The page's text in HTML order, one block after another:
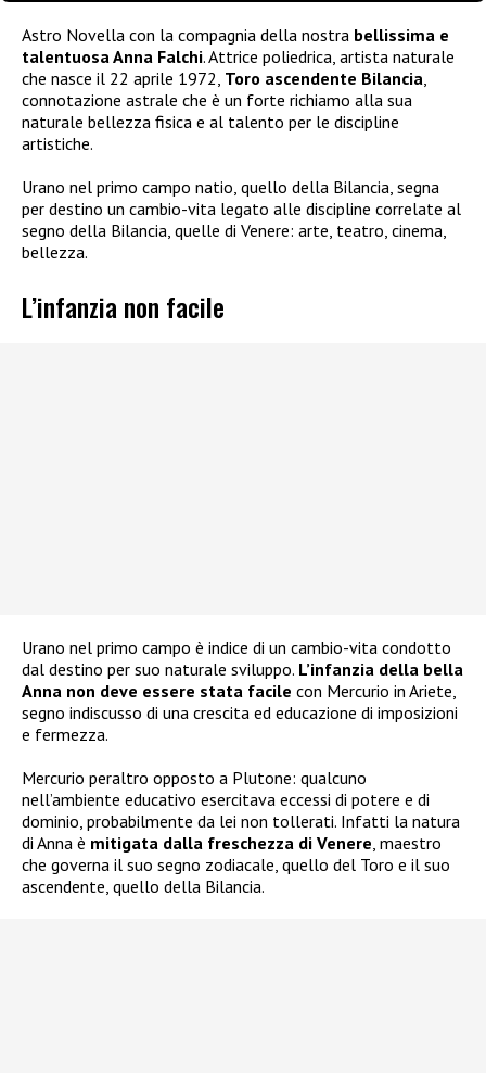
Astro Novella con la compagnia della nostra bellissima e
talentuosa Anna Falchi. Attrice poliedrica, artista naturale
che nasce il 22 aprile 1972, Toro ascendente Bilancia
connotazione astrale che è un forte richiamo alla sua
naturale bellezza fisica e al talento per le discipline
artistiche.
Urano nel primo campo natio, quello della Bilancia, segna
per destino un cambio-vita legato alle discipline correlate al
segno della Bilancia, quelle di Venere: arte, teatro, cinema,
bellezza.
L’infanzia non facile
Urano nel primo campo è indice di un cambio-vita condotto
dal destino per suo naturale sviluppo. L’infanzia della bella
Anna non deve essere stata facile con Mercurio in Ariete,
segno indiscusso di una crescita ed educazione di imposizioni
e fermezza.
Mercurio peraltro opposto a Plutone: qualcuno
nell’ambiente educativo esercitava eccessi di potere e di
dominio, probabilmente da lei non tollerati. Infatti la natura
di Anna è mitigata dalla freschezza di Venere, maestro
che governa il suo segno zodiacale, quello del Toro e il suo
ascendente, quello della Bilancia.